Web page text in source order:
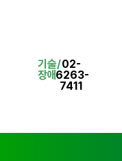
기술/
장애
02-
6263-
7411